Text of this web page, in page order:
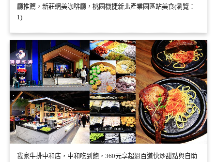
廳推薦，新莊網美咖啡廳，桃園機捷新北產業園區站美食(瀏覽：
1)
我家牛排中和店，中和吃到飽，360元享超過百道快炒甜點與自助